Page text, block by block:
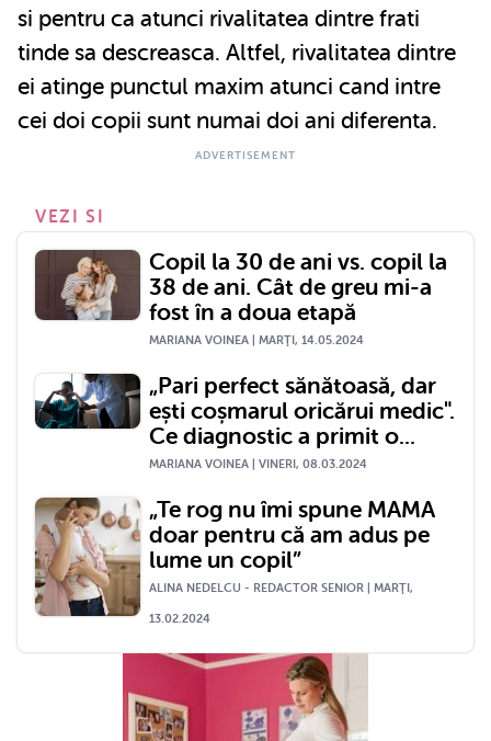
si pentru ca atunci rivalitatea dintre frati
tinde sa descreasca. Altfel, rivalitatea dintre
ei atinge punctul maxim atunci cand intre
cei doi copii sunt numai doi ani diferenta.
VEZI SI
Copil la 30 de ani vs. copil la
38 de ani. Cât de greu mi-a
fost în a doua etapă
MARIANA VOINEA | MARŢI, 14.05.2024
„Pari perfect sănătoasă, dar
ești coșmarul oricărui medic".
Ce diagnostic a primit o...
MARIANA VOINEA | VINERI, 08.03.2024
„Te rog nu îmi spune MAMA
doar pentru că am adus pe
lume un copil”
ALINA NEDELCU - REDACTOR SENIOR | MARŢI,
13.02.2024